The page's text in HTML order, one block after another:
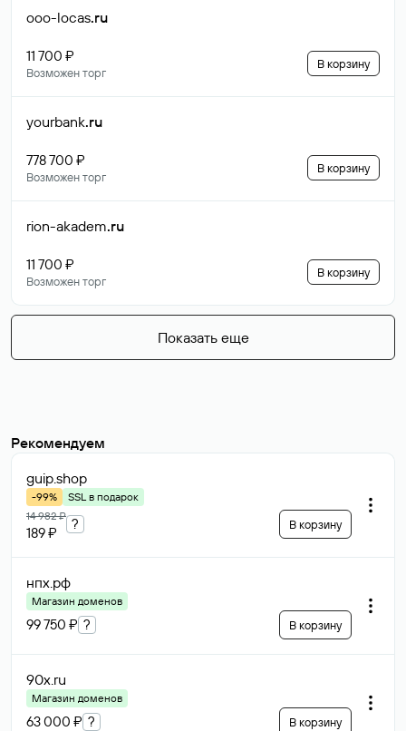
ooo-locas.ru
11 700 ₽
Возможен торг
В корзину
yourbank.ru
778 700 ₽
Возможен торг
В корзину
rion-akadem.ru
11 700 ₽
Возможен торг
В корзину
Показать еще
Рекомендуем
guip.shop
-99%
SSL в подарок
14 982 ₽
189 ₽
? В корзину
нпх.рф
Магазин доменов
99 750 ₽ ? В корзину
90x.ru
Магазин доменов
63 000 ₽ ? В корзину